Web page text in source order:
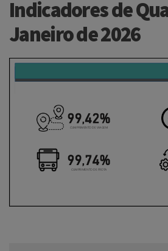
Indicadores de
Janeiro de 2026